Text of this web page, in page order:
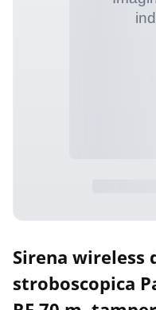
Sirena wireless
stroboscopica